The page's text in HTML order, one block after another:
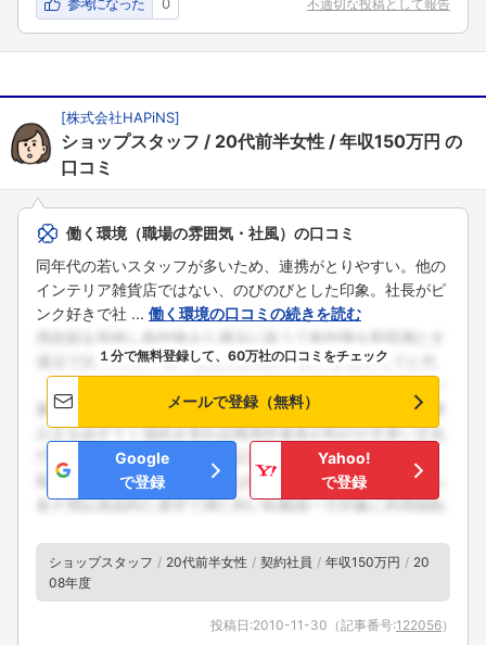
不適切な投稿として報告
[株式会社HAPiNS]
ショップスタッフ 20代前半女性 年収150万円 の
口コミ
働く環境（職場の雰囲気・社風）の口コミ
同年代の若いスタッフが多いため、連携がとりやすい。他の
インテリア雑貨店ではない、のびのびとした印象。社長がピ
ンク好きで社 ... 働く環境の口コミの続きを読む
１分で無料登録して、60万社の口コミをチェック
メールで登録（無料）
Google
で登録
Yahoo!
で登録
ショップスタッフ 20代前半女性 契約社員 年収150万円
20
08年度
投稿日:2010-11-30 （記事番号:122056）